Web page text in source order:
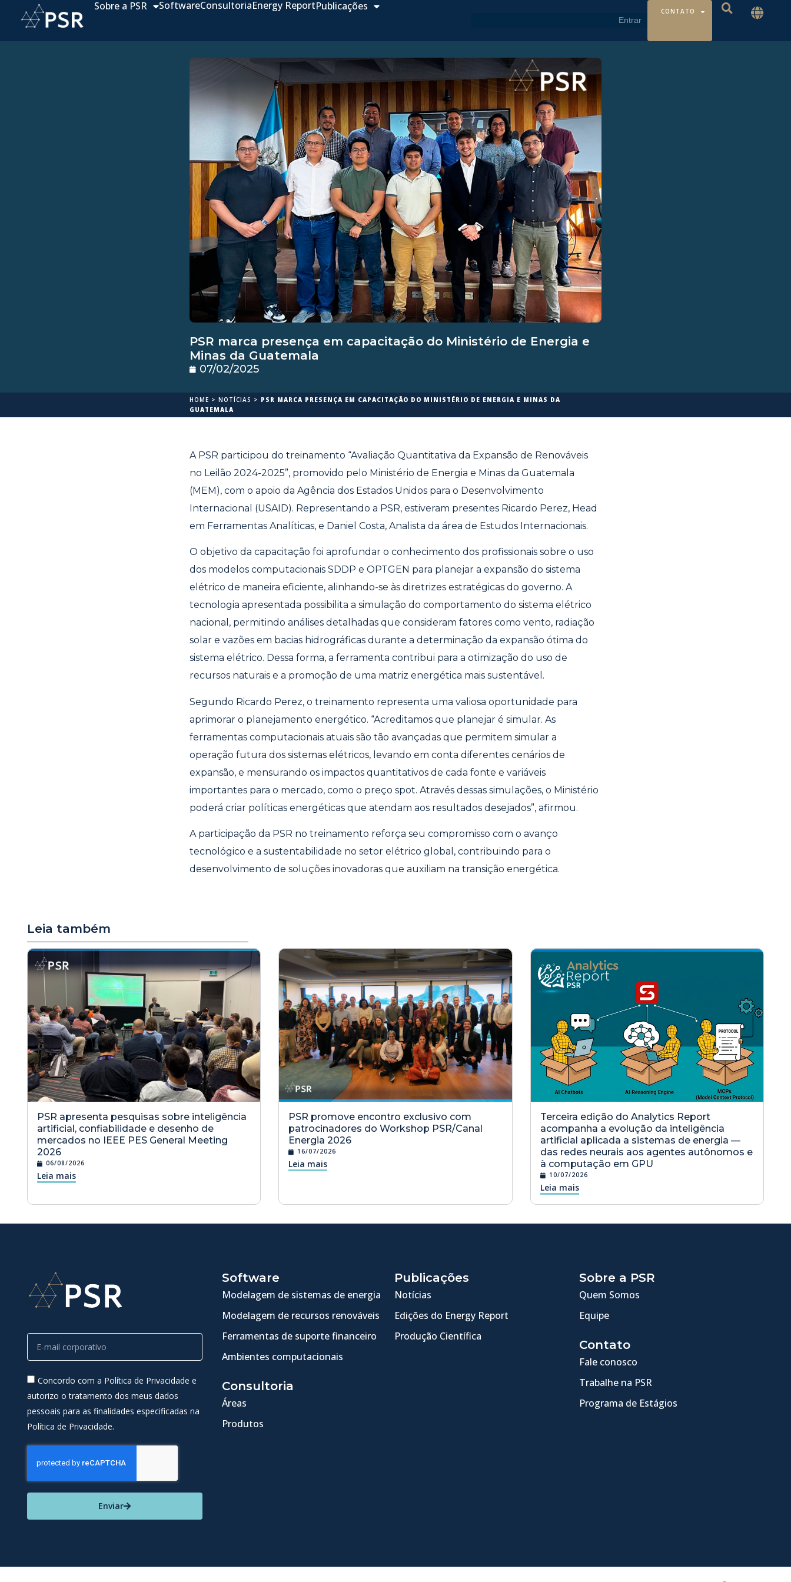
Sobre a PSR SoftwareConsultoriaEnergy ReportPublicações CONTATO
PSR marca presença em capacitação do Ministério de Energia e
Minas da Guatemala
07/02/2025
HOME > NOTÍCIAS > PSR MARCA PRESENÇA EM CAPACITAÇÃO DO MINISTÉRIO DE ENERGIA E MINAS DA
GUATEMALA
A PSR participou do treinamento “Avaliação Quantitativa da Expansão de Renováveis
no Leilão 2024-2025”, promovido pelo Ministério de Energia e Minas da Guatemala
(MEM), com o apoio da Agência dos Estados Unidos para o Desenvolvimento
Internacional (USAID). Representando a PSR, estiveram presentes Ricardo Perez, Head
em Ferramentas Analíticas, e Daniel Costa, Analista da área de Estudos Internacionais.
O objetivo da capacitação foi aprofundar o conhecimento dos profissionais sobre o uso
dos modelos computacionais SDDP e OPTGEN para planejar a expansão do sistema
elétrico de maneira eficiente, alinhando-se às diretrizes estratégicas do governo. A
tecnologia apresentada possibilita a simulação do comportamento do sistema elétrico
nacional, permitindo análises detalhadas que consideram fatores como vento, radiação
solar e vazões em bacias hidrográficas durante a determinação da expansão ótima do
sistema elétrico. Dessa forma, a ferramenta contribui para a otimização do uso de
recursos naturais e a promoção de uma matriz energética mais sustentável.
Segundo Ricardo Perez, o treinamento representa uma valiosa oportunidade para
aprimorar o planejamento energético. “Acreditamos que planejar é simular. As
ferramentas computacionais atuais são tão avançadas que permitem simular a
operação futura dos sistemas elétricos, levando em conta diferentes cenários de
expansão, e mensurando os impactos quantitativos de cada fonte e variáveis
importantes para o mercado, como o preço spot. Através dessas simulações, o Ministério
poderá criar políticas energéticas que atendam aos resultados desejados”, afirmou.
A participação da PSR no treinamento reforça seu compromisso com o avanço
tecnológico e a sustentabilidade no setor elétrico global, contribuindo para o
desenvolvimento de soluções inovadoras que auxiliam na transição energética.
Leia também
PSR apresenta pesquisas sobre inteligência
artificial, confiabilidade e desenho de
mercados no IEEE PES General Meeting
2026
06/08/2026
Leia mais
PSR promove encontro exclusivo com
patrocinadores do Workshop PSR/Canal
Energia 2026
16/07/2026
Leia mais
Terceira edição do Analytics Report
acompanha a evolução da inteligência
artificial aplicada a sistemas de energia —
das redes neurais aos agentes autônomos e
à computação em GPU
10/07/2026
Leia mais
Concordo com a Política de Privacidade e
autorizo o tratamento dos meus dados
pessoais para as finalidades especificadas na
Política de Privacidade.
Enviar
Software
Modelagem de sistemas de energia
Modelagem de recursos renováveis
Ferramentas de suporte financeiro
Ambientes computacionais
Consultoria
Áreas
Produtos
Publicações
Notícias
Edições do Energy Report
Produção Científica
Sobre a PSR
Quem Somos
Equipe
Contato
Fale conosco
Trabalhe na PSR
Programa de Estágios